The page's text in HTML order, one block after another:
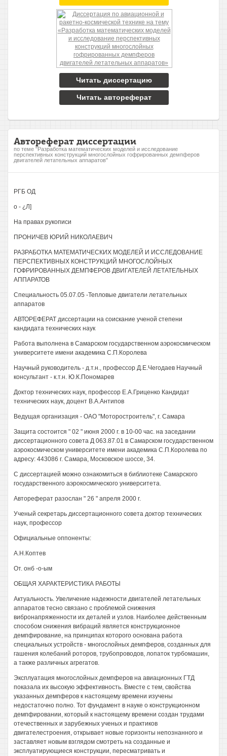
Читать диссертацию
Читать автореферат
Автореферат диссертации
по теме "Разработка математических моделей и исследование
перспективных конструкций многослойных гофрированных демпферов
двигателей летательных аппаратов"
РГБ ОД
о - ¿Л]
На правах рукописи
ПРОНИЧЕВ ЮРИЙ НИКОЛАЕВИЧ
РАЗРАБОТКА МАТЕМАТИЧЕСКИХ МОДЕЛЕЙ И ИССЛЕДОВАНИЕ
ПЕРСПЕКТИВНЫХ КОНСТРУКЦИЙ МНОГОСЛОЙНЫХ
ГОФРИРОВАННЫХ ДЕМПФЕРОВ ДВИГАТЕЛЕЙ ЛЕТАТЕЛЬНЫХ
АППАРАТОВ
Специальность 05.07.05 -Тепловые двигатели летательных
аппаратов
АВТОРЕФЕРАТ диссертации на соискание ученой степени
кандидата технических наук
Работа выполнена в Самарском государственном аэрокосмическом
университете имени академика С.П.Королева
Научный руководитель - д.т.н., профессор Д.Е.Чегодаев Научный
консультант - к.т.н. Ю.К.Пономарев
Доктор технических наук, профессор Е.А.Гриценко Кандидат
технических наук, доцент В.А.Антипов
Ведущая организация - ОАО "Моторостроитель", г. Самара
Защита состоится " 02 " июня 2000 г. в 10-00 час. на заседании
диссертационного совета Д 063.87.01 в Самарском государственном
аэрокосмическом университете имени академика С.П.Королева по
адресу: 443086 г. Самара, Московское шоссе, 34.
С диссертацией можно ознакомиться в библиотеке Самарского
государственного аэрокосмического университета.
Автореферат разослан " 26 " апреля 2000 г.
Ученый секретарь диссертационного совета доктор технических
наук, профессор
Официальные оппоненты:
А.Н.Коптев
От. онб -о-ым
ОБЩАЯ ХАРАКТЕРИСТИКА РАБОТЫ
Актуальность. Увеличение надежности двигателей летательных
аппаратов тесно связано с проблемой снижения
вибронапряженности их деталей и узлов. Наиболее действенным
способом снижения вибраций является конструкционное
демпфирование, на принципах которого основана работа
специальных устройств - многослойных демпферов, созданных для
гашения колебаний роторов, трубопроводов, лопаток турбомашин,
а также различных агрегатов.
Эксплуатация многослойных демпферов на авиационных ГТД
показала их высокую эффективность. Вместе с тем, свойства
указанных демпферов к настоящему времени изучены
недостаточно полно. Тот фундамент в науке о конструкционном
демпфировании, который к настоящему времени создан трудами
отечественных и зарубежных ученых и практиков
двигателестроения, открывает новые горизонты непознанного и
заставляет новым взглядом смотреть на созданные и
эксплуатирующиеся конструкции, пересматривать и